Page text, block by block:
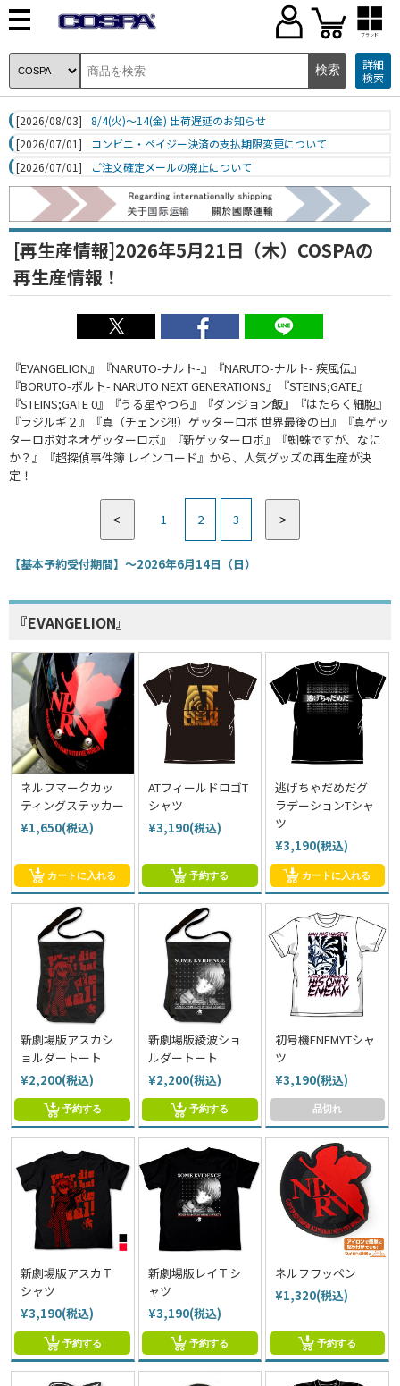
ブランド
詳細
検索
[2026/08/03]
8/4(火)～14(金) 出荷遅延のお知らせ
[2026/07/01]
コンビニ・ペイジー決済の支払期限変更について
[2026/07/01]
ご注文確定メールの廃止について
[再生産情報]2026年5月21日（木）COSPAの
再生産情報！
『EVANGELION』『NARUTO-ナルト-』『NARUTO-ナルト- 疾風伝』
『BORUTO-ボルト- NARUTO NEXT GENERATIONS』『STEINS;GATE』
『STEINS;GATE 0』『うる星やつら』『ダンジョン飯』『はたらく細胞』
『ラジルギ２』『真（チェンジ!!）ゲッターロボ 世界最後の日』『真ゲッ
ターロボ対ネオゲッターロボ』『新ゲッターロボ』『蜘蛛ですが、なに
か？』『超探偵事件簿 レインコード』から、人気グッズの再生産が決
定！
< 1 2 3 >
【基本予約受付期間】～2026年6月14日（日）
『EVANGELION』
ネルフマークカッ
ティングステッカー
¥1,650(税込)
カートに入れる
ATフィールドロゴT
シャツ
¥3,190(税込)
予約する
逃げちゃだめだグ
ラデーションTシャ
ツ
¥3,190(税込)
カートに入れる
新劇場版アスカシ
ョルダートート
¥2,200(税込)
予約する
新劇場版綾波ショ
ルダートート
¥2,200(税込)
予約する
初号機ENEMYTシャ
ツ
¥3,190(税込)
品切れ
新劇場版アスカＴ
シャツ
¥3,190(税込)
予約する
新劇場版レイＴシ
ャツ
¥3,190(税込)
予約する
ネルフワッペン
¥1,320(税込)
予約する